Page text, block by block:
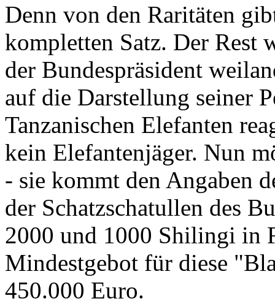
Denn von den Raritäten
kompletten Satz. Der Rest
der Bundespräsident
auf die Darstellung seiner
Tanzanischen Elefanten
kein Elefantenjäger. Nun
- sie kommt den Angaben
der Schatzschatullen des
2000 und 1000 Shilingi in
Mindestgebot für diese
450.000 Euro.